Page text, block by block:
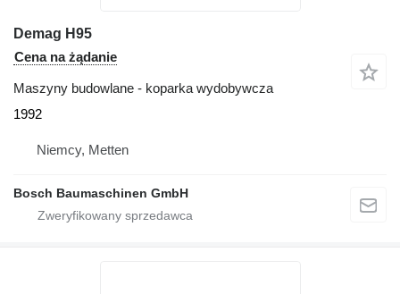
Demag H95
Cena na żądanie
Maszyny budowlane - koparka wydobywcza
1992
Niemcy, Metten
Bosch Baumaschinen GmbH